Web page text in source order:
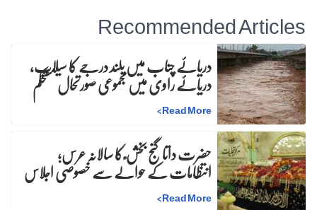
Recommended Articles
دریائے چناب میں بلند درجے کا سیلاب،
دریائے راوی میں مجموعی صورتحال مستحکم
Read More
>
حضرت داتا گنج بخش ؒ کا سالانہ عرس;
انتظامات کے حوالے سے خصوصی اجلاس
Read More
>